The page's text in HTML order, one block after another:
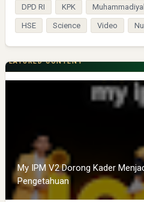
DPD RI KPK
HSE Science Video
FEATURED CONTENT
My IPM V2 Dorong Kader
Pengetahuan